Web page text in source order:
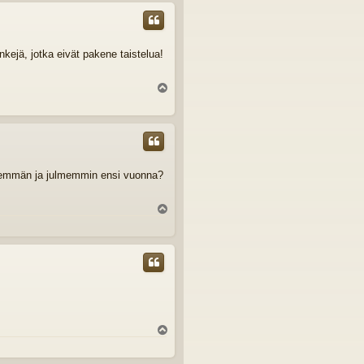
s
jotka eivät pakene taistelua!
ö
s
ja julmemmin ensi vuonna?
s
ö